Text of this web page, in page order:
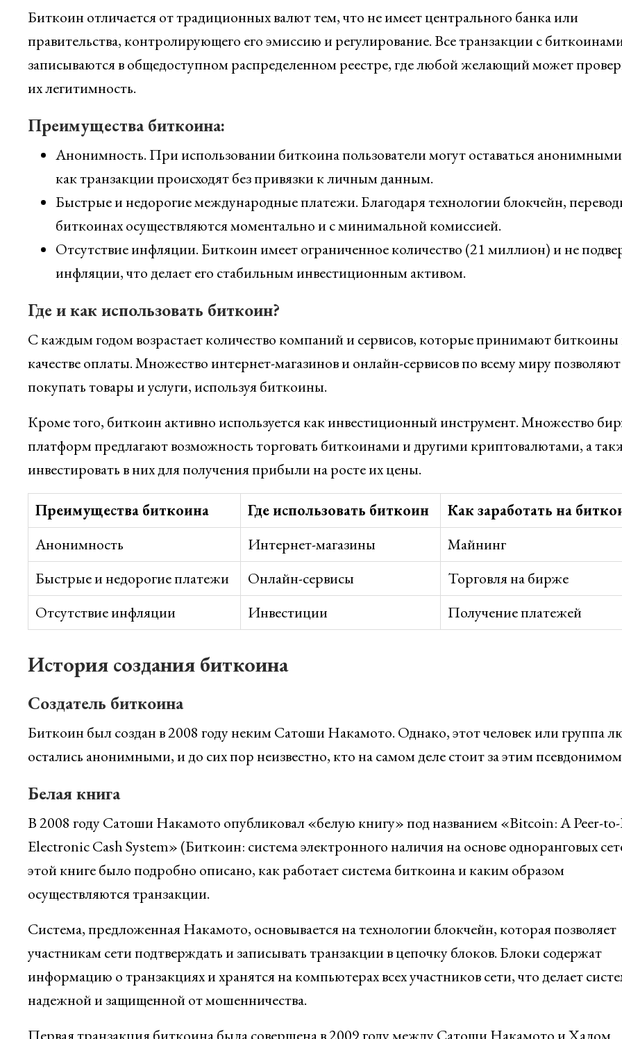
Биткоин отличается от традиционных валют тем, что не имеет центрального банка или
правительства, контролирующего его эмиссию и регулирование. Все транзакции с
записываются в общедоступном распределенном реестре, где любой желающий может
их легитимность.
Преимущества биткоина:
Анонимность. При использовании биткоина пользователи могут оставаться
как транзакции происходят без привязки к личным данным.
Быстрые и недорогие международные платежи. Благодаря технологии блокчейн,
биткоинах осуществляются моментально и с минимальной комиссией.
Отсутствие инфляции. Биткоин имеет ограниченное количество (21 миллион) и не
инфляции, что делает его стабильным инвестиционным активом.
Где и как использовать биткоин?
С каждым годом возрастает количество компаний и сервисов, которые принимают биткоины
качестве оплаты. Множество интернет-магазинов и онлайн-сервисов по всему миру позволяют
покупать товары и услуги, используя биткоины.
Кроме того, биткоин активно используется как инвестиционный инструмент. Множество
платформ предлагают возможность торговать биткоинами и другими криптовалютами, а
инвестировать в них для получения прибыли на росте их цены.
Преимущества биткоина Где использовать биткоин
Как заработать на
Анонимность
Интернет-магазины
Майнинг
Быстрые и недорогие платежи
Онлайн-сервисы
Торговля на бирже
Отсутствие инфляции
Инвестиции Получение платежей
История создания биткоина
Создатель биткоина
Биткоин был создан в 2008 году неким Сатоши Накамото. Однако, этот человек или группа
остались анонимными, и до сих пор неизвестно, кто на самом деле стоит за этим
Белая книга
В 2008 году Сатоши Накамото опубликовал «белую книгу» под названием «Bitcoin: A Peer-to-
Electronic Cash System» (Биткоин: система электронного наличия на основе одноранговых
этой книге было подробно описано, как работает система биткоина и каким образом
осуществляются транзакции.
Система, предложенная Накамото, основывается на технологии блокчейн, которая позволяет
участникам сети подтверждать и записывать транзакции в цепочку блоков. Блоки содержат
информацию о транзакциях и хранятся на компьютерах всех участников сети, что делает
надежной и защищенной от мошенничества.